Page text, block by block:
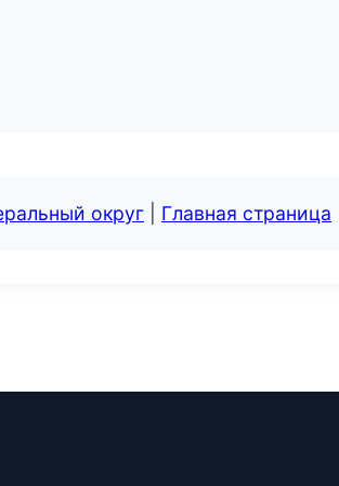
округ Главная страница